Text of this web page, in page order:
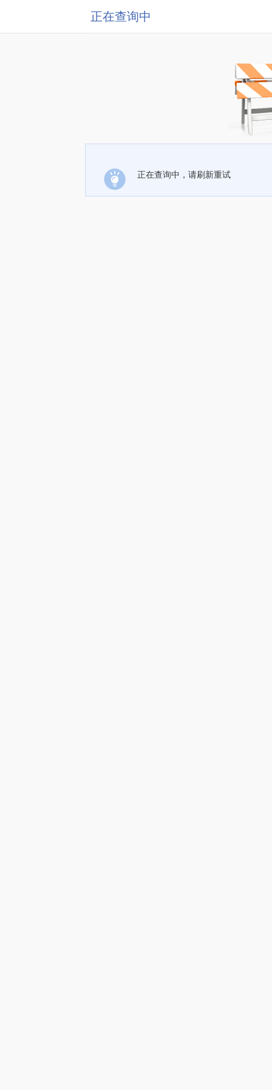
正在查询中
正在查询中，请刷新重试